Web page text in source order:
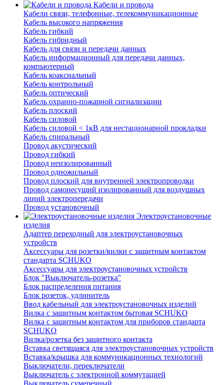
Кабели и провода
Кабели связи, телефонные, телекоммуникационные
Кабель высокого напряжения
Кабель гибкий
Кабель гибридный
Кабель для связи и передачи данных
Кабель информационный для передачи данных,
компьютерный
Кабель коаксиальный
Кабель контрольный
Кабель оптический
Кабель охранно-пожарной сигнализации
Кабель плоский
Кабель силовой
Кабель силовой < 1кВ для нестационарной прокладки
Кабель спиральный
Провод акустический
Провод гибкий
Провод неизолированный
Провод одножильный
Провод плоский для внутренней электропроводки
Провод самонесущий изолированный для воздушных
линий электропередачи
Провод установочный
Электроустановочные
изделия
Адаптер переходный для электроустановочных
устройств
Аксессуары для розетки/вилки с защитным контактом
стандарта SCHUKO
Аксессуары для электроустановочных устройств
Блок "Выключатель-розетка"
Блок распределения питания
Блок розеток, удлинитель
Ввод кабельный для электроустановочных изделий
Вилка с защитным контактом бытовая SCHUKO
Вилка с защитным контактом для приборов стандарта
SCHUKO
Вилка/розетка без защитного контакта
Вставка светящаяся для электроустановочных устройств
Вставка/крышка для коммуникационных технологий
Выключатели, переключатели
Выключатель с электронной коммутацией
Выключатель сумеречный